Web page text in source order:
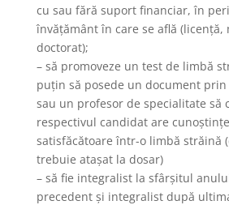
cu sau fără suport financiar, în
învățământ în care se află (licență,
doctorat);
– să promoveze un test de limbă
puțin să posede un document
sau un profesor de specialitate să
respectivul candidat are
satisfăcătoare într-o limbă străină
trebuie atașat la dosar)
– să fie integralist la sfârșitul
precedent și integralist după